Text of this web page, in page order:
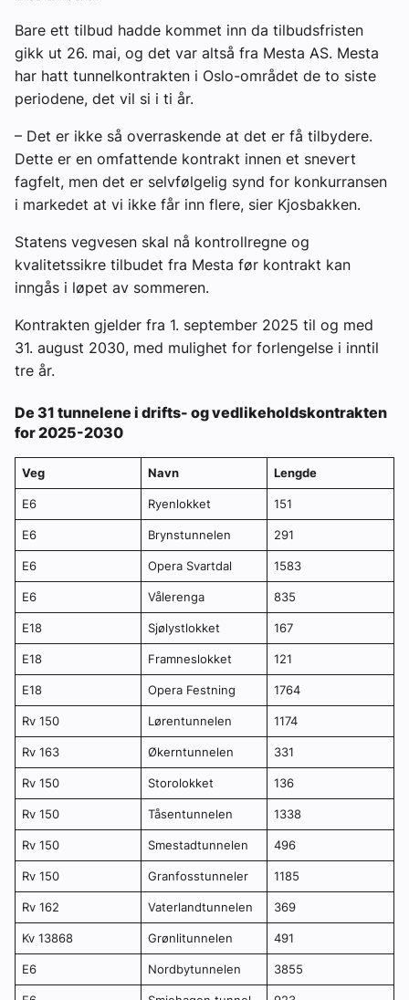
Bare ett tilbud hadde kommet inn da tilbudsfristen
gikk ut 26. mai, og det var altså fra Mesta AS. Mesta
har hatt tunnelkontrakten i Oslo-området de to siste
periodene, det vil si i ti år.
– Det er ikke så overraskende at det er få tilbydere.
Dette er en omfattende kontrakt innen et snevert
fagfelt, men det er selvfølgelig synd for konkurransen
i markedet at vi ikke får inn flere, sier Kjosbakken.
Statens vegvesen skal nå kontrollregne og
kvalitetssikre tilbudet fra Mesta før kontrakt kan
inngås i løpet av sommeren.
Kontrakten gjelder fra 1. september 2025 til og med
31. august 2030, med mulighet for forlengelse i inntil
tre år.
De 31 tunnelene i drifts- og vedlikeholdskontrakten
for 2025-2030
Veg Navn Lengde
E6 Ryenlokket 151
E6 Brynstunnelen 291
E6 Opera Svartdal 1583
E6 Vålerenga 835
E18 Sjølystlokket 167
E18 Framneslokket 121
E18 Opera Festning 1764
Rv 150 Lørentunnelen 1174
Rv 163 Økerntunnelen 331
Rv 150 Storolokket 136
Rv 150 Tåsentunnelen 1338
Rv 150 Smestadtunnelen 496
Rv 150 Granfosstunneler 1185
Rv 162 Vaterlandtunnelen 369
Kv 13868 Grønlitunnelen 491
E6 Nordbytunnelen 3855